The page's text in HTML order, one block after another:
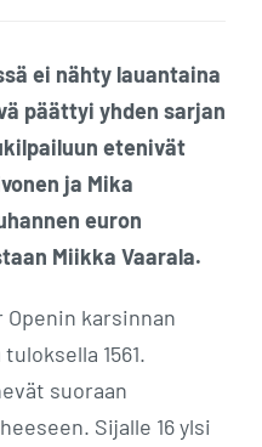
ei nähty lauantaina
päättyi yhden sarjan
etenivät
ja Mika
euron
Miikka Vaarala.
Openin karsinnan
tuloksella 1561.
suoraan
Sijalle 16 ylsi